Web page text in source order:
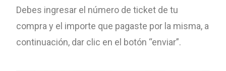
Debes ingresar el número de ticket de tu
compra y el importe que pagaste por la misma, a
continuación, dar clic en el botón “enviar”.